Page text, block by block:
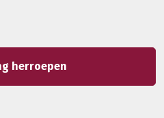
herroepen